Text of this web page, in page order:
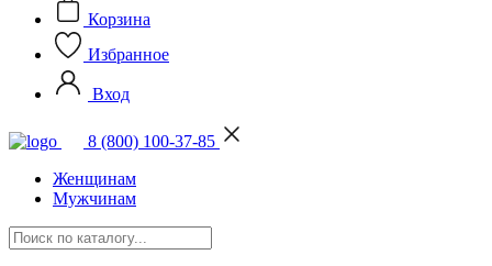
Корзина
Избранное
Вход
8 (800) 100-37-85
Женщинам
Мужчинам